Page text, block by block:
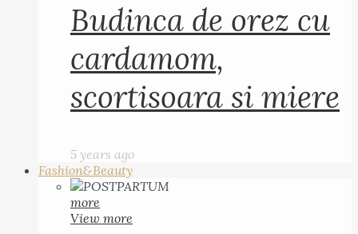
Budinca de orez cu
cardamom,
scortisoara si miere
5 years ago
Fashion&Beauty
more
View more